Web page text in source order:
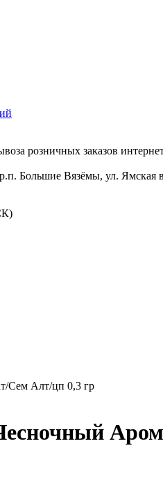
розничных заказов
Большие Вязёмы, ул. Ямская
Сем Алт/цп 0,3 гр